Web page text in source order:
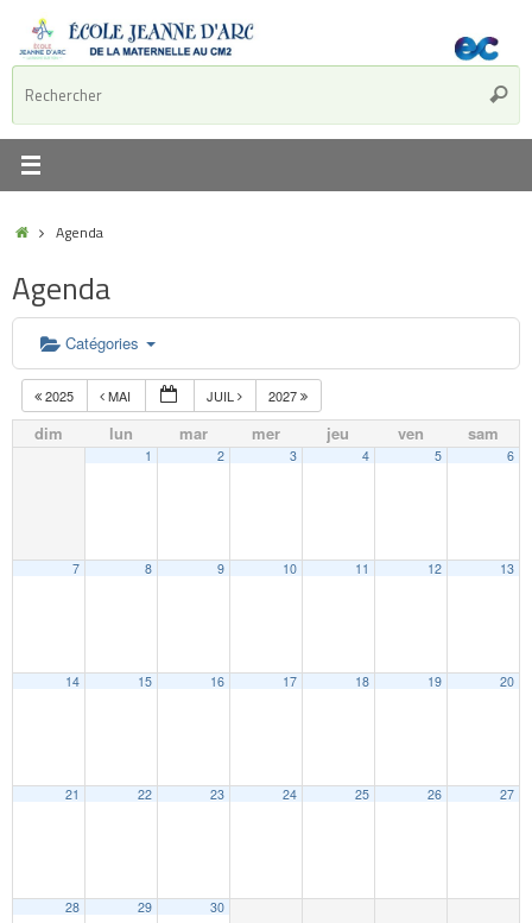
Agenda
Agenda
Catégories
2025 MAI JUIL 2027
dim lun mar mer jeu ven sam
1 2 3 4 5 6
7 8 9 10 11 12 13
14 15 16 17 18 19 20
21 22 23 24 25 26 27
28 29 30